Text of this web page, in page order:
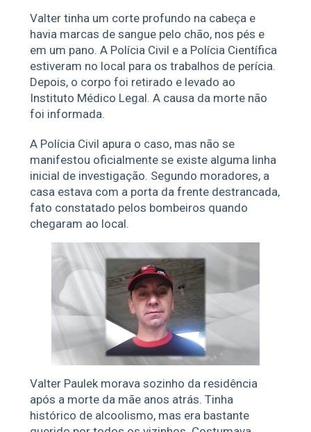
Valter tinha um corte profundo na cabeça e
havia marcas de sangue pelo chão, nos pés e
em um pano. A Polícia Civil e a Polícia Científica
estiveram no local para os trabalhos de perícia.
Depois, o corpo foi retirado e levado ao
Instituto Médico Legal. A causa da morte não
foi informada.
A Polícia Civil apura o caso, mas não se
manifestou oficialmente se existe alguma linha
inicial de investigação. Segundo moradores, a
casa estava com a porta da frente destrancada,
fato constatado pelos bombeiros quando
chegaram ao local.
Valter Paulek morava sozinho da residência
após a morte da mãe anos atrás. Tinha
histórico de alcoolismo, mas era bastante